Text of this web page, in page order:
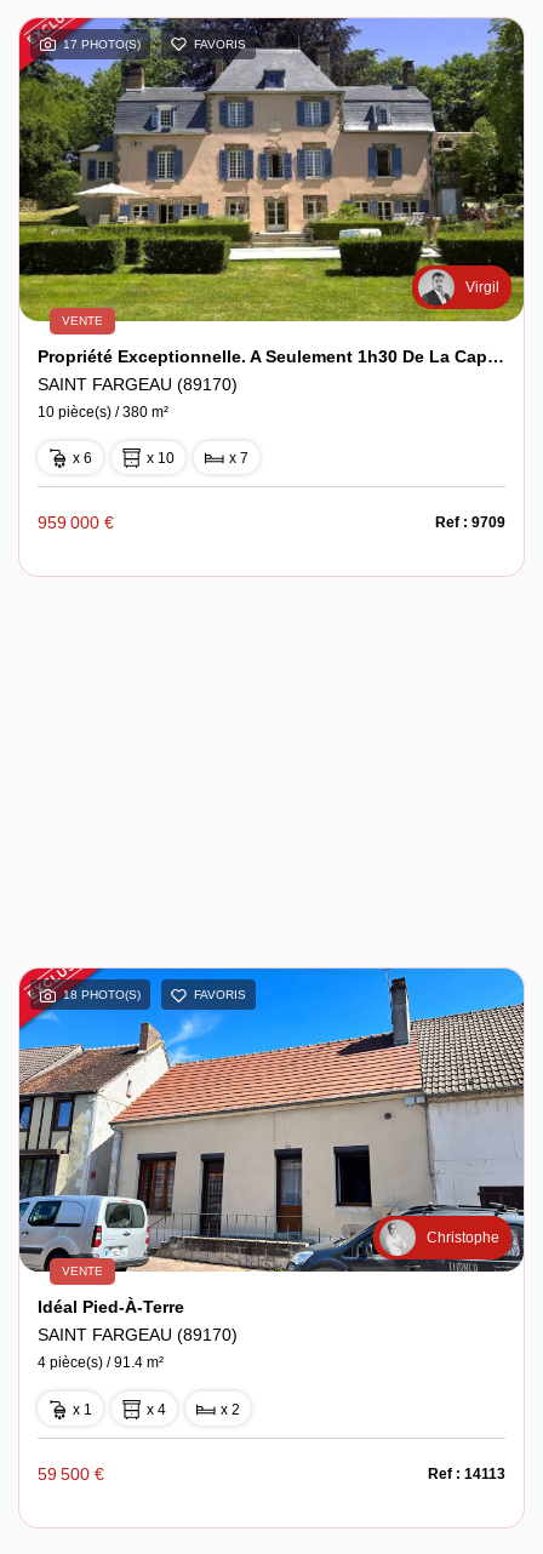
17 PHOTO(S) FAVORIS
Virgil
VENTE
Propriété Exceptionnelle. A Seulement 1h30 De La Capitale
SAINT FARGEAU (89170)
10 pièce(s) / 380 m²
x 6 x 10 x 7
959 000 € Ref : 9709
18 PHOTO(S) FAVORIS
Christophe
VENTE
Idéal Pied-À-Terre
SAINT FARGEAU (89170)
4 pièce(s) / 91.4 m²
x 1 x 4 x 2
59 500 € Ref : 14113